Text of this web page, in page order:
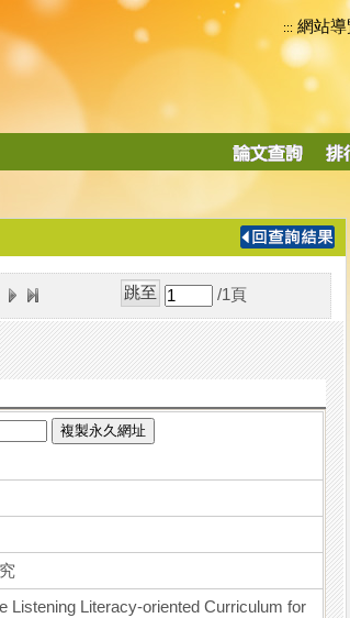
::: 網站導
導
/1 頁
複製永久網址
Listening Literacy-oriented Curriculum for